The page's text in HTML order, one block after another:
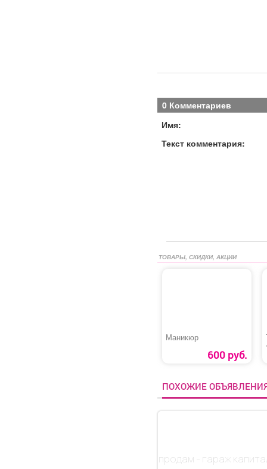
0 Комментариев
Имя:
Текст комментария:
ТОВАРЫ, СКИДКИ, АКЦИИ
Маникюр
600 руб.
ПОХОЖИЕ
продам - гараж